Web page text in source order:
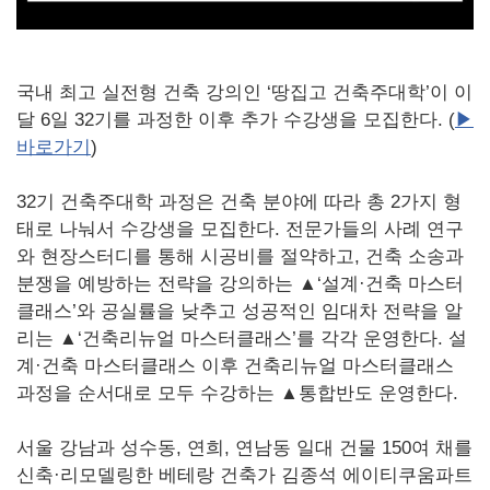
국내 최고 실전형 건축 강의인 ‘땅집고 건축주대학’이 이
달 6일 32기를 과정한 이후 추가 수강생을 모집한다. (▶
바로가기)
32기 건축주대학 과정은 건축 분야에 따라 총 2가지 형
태로 나눠서 수강생을 모집한다. 전문가들의 사례 연구
와 현장스터디를 통해 시공비를 절약하고, 건축 소송과
분쟁을 예방하는 전략을 강의하는 ▲‘설계·건축 마스터
클래스’와 공실률을 낮추고 성공적인 임대차 전략을 알
리는 ▲‘건축리뉴얼 마스터클래스’를 각각 운영한다. 설
계·건축 마스터클래스 이후 건축리뉴얼 마스터클래스
과정을 순서대로 모두 수강하는 ▲통합반도 운영한다.
서울 강남과 성수동, 연희, 연남동 일대 건물 150여 채를
신축·리모델링한 베테랑 건축가 김종석 에이티쿠움파트